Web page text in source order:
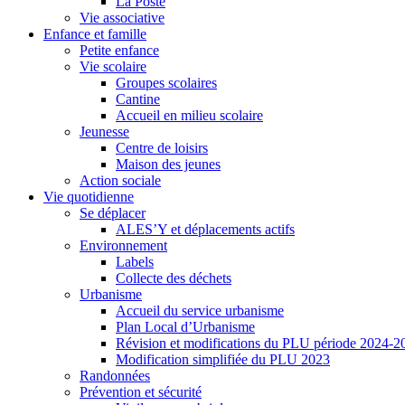
Vie associative
Enfance et famille
Petite enfance
Vie scolaire
Groupes scolaires
Cantine
Accueil en milieu scolaire
Jeunesse
Centre de loisirs
Maison des jeunes
Action sociale
Vie quotidienne
Se déplacer
ALES’Y et déplacements actifs
Environnement
Labels
Collecte des déchets
Urbanisme
Accueil du service urbanisme
Plan Local d’Urbanisme
Révision et modifications du PLU période 2024-
Modification simplifiée du PLU 2023
Randonnées
Prévention et sécurité